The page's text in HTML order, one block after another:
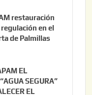
restauración
en el
de Palmillas
EL
SEGURA”
EL